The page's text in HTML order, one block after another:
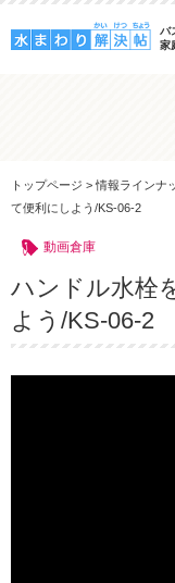
バ
家
トップページ > 情報ラインナ
て便利にしよう/KS-06-2
動画倉庫
ハンドル水栓
よう/KS-06-2